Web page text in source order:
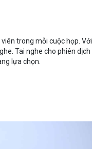
trong mỗi cuộc họp. Với
Tai nghe cho phiên dịch
lựa chọn.